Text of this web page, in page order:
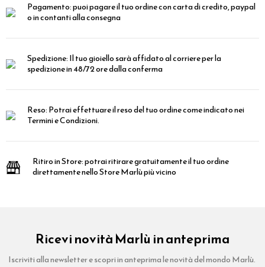
Pagamento:puoi pagare il tuo ordine con carta di credito, paypal
o in contanti alla consegna
Spedizione:Il tuo gioiello sarà affidato al corriere per la
spedizione in 48/72 ore dalla conferma
Reso:Potrai effettuare il reso del tuo ordine come indicato nei
Termini e Condizioni.
Ritiro in Store:potrai ritirare gratuitamente il tuo ordine
direttamente nello Store Marlù più vicino
Ricevi novità Marlù in anteprima
Iscriviti alla newsletter e scopri in anteprima le novità del mondo Marlù.